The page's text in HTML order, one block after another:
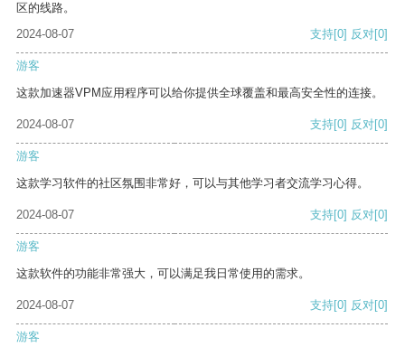
区的线路。
2024-08-07
支持[0] 反对[0]
游客
这款加速器VPM应用程序可以给你提供全球覆盖和最高安全性的连接。
2024-08-07 支持[0] 反对[0]
游客
这款学习软件的社区氛围非常好，可以与其他学习者交流学习心得。
2024-08-07 支持[0] 反对[0]
游客
这款软件的功能非常强大，可以满足我日常使用的需求。
2024-08-07 支持[0] 反对[0]
游客